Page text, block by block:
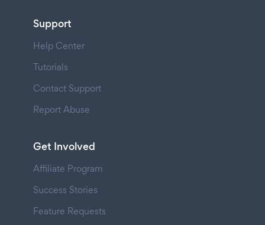
Support
Help Center
Tutorials
Contact Support
Report Abuse
Get Involved
Affiliate Program
Success Stories
Feature Requests